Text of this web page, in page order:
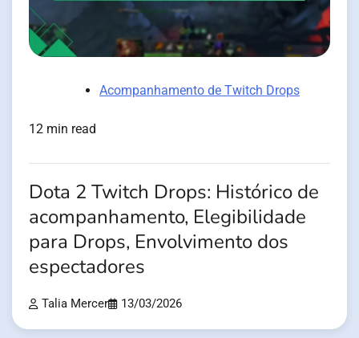
Acompanhamento de Twitch Drops
12 min read
Dota 2 Twitch Drops: Histórico de
acompanhamento, Elegibilidade
para Drops, Envolvimento dos
espectadores
Talia Mercer 13/03/2026